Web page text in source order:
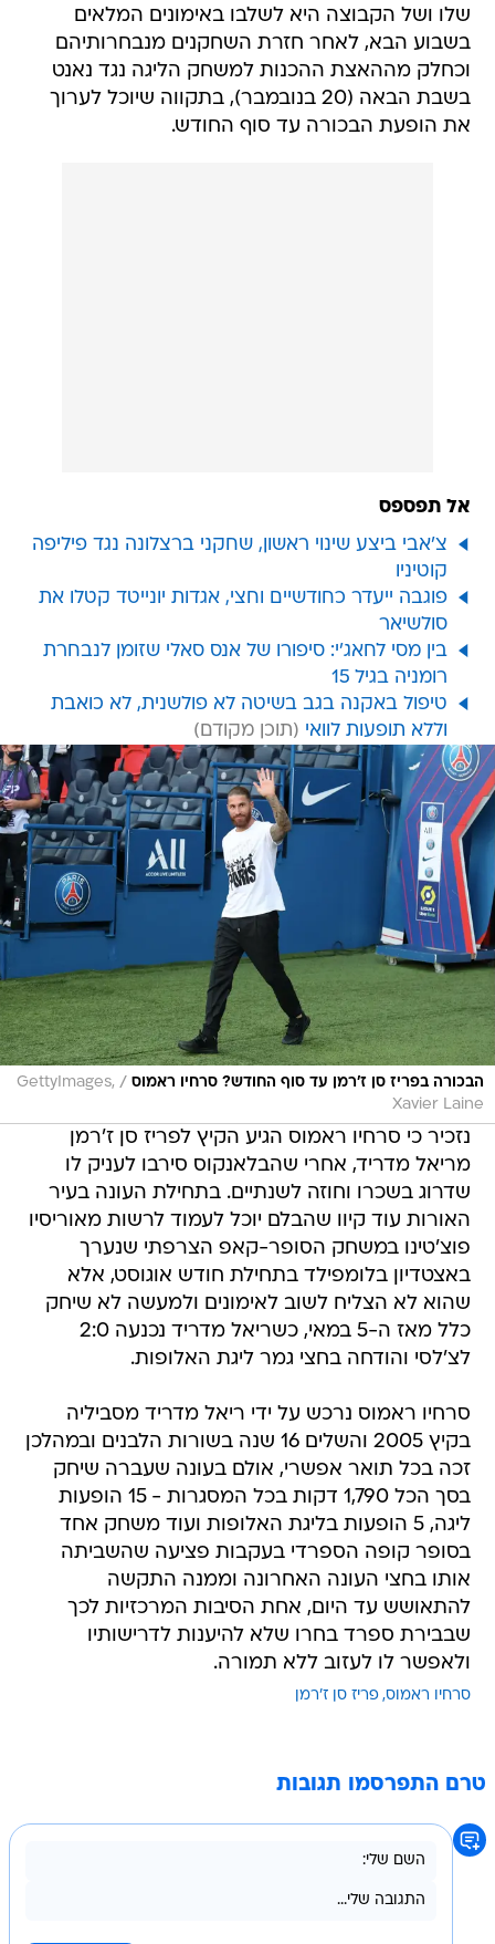
שלו ושל הקבוצה היא לשלבו באימונים המלאים
בשבוע הבא, לאחר חזרת השחקנים מנבחרותיהם
וכחלק מההאצת ההכנות למשחק הליגה נגד נאנט
בשבת הבאה (20 בנובמבר), בתקווה שיוכל לערוך
את הופעת הבכורה עד סוף החודש.
אל תפספס
צ'אבי ביצע שינוי ראשון, שחקני ברצלונה נגד פיליפה
קוטיניו
פוגבה ייעדר כחודשיים וחצי, אגדות יונייטד קטלו את
סולשיאר
בין מסי לחאג'י: סיפורו של אנס סאלי שזומן לנבחרת
רומניה בגיל 15
טיפול באקנה בגב בשיטה לא פולשנית, לא כואבת
וללא תופעות לוואי
הבכורה בפריז סן ז'רמן עד סוף החודש? סרחיו ראמוס /
GettyImages,
Xavier Laine
נזכיר כי סרחיו ראמוס הגיע הקיץ לפריז סן ז'רמן
מריאל מדריד, אחרי שהבלאנקוס סירבו לעניק לו
שדרוג בשכרו וחוזה לשנתיים. בתחילת העונה בעיר
האורות עוד קיוו שהבלם יוכל לעמוד לרשות מאוריסיו
פוצ'טינו במשחק הסופר-קאפ הצרפתי שנערך
באצטדיון בלומפילד בתחילת חודש אוגוסט, אלא
שהוא לא הצליח לשוב לאימונים ולמעשה לא שיחק
כלל מאז ה-5 במאי, כשריאל מדריד נכנעה 2:0
לצ'לסי והודחה בחצי גמר ליגת האלופות.
סרחיו ראמוס נרכש על ידי ריאל מדריד מסביליה
בקיץ 2005 והשלים 16 שנה בשורות הלבנים ובמהלכן
זכה בכל תואר אפשרי, אולם בעונה שעברה שיחק
בסך הכל 1,790 דקות בכל המסגרות - 15 הופעות
ליגה, 5 הופעות בליגת האלופות ועוד משחק אחד
בסופר קופה הספרדי בעקבות פציעה שהשביתה
אותו בחצי העונה האחרונה וממנה התקשה
להתאושש עד היום, אחת הסיבות המרכזיות לכך
שבבירת ספרד בחרו שלא להיענות לדרישותיו
ולאפשר לו לעזוב ללא תמורה.
סרחיו ראמוס פריז סן ז'רמן
טרם התפרסמו תגובות